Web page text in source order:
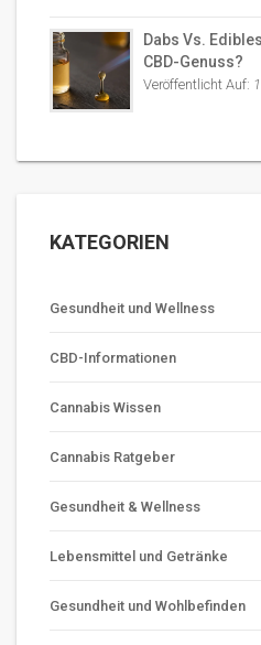
Dabs Vs.
CBD-Genuss?
Veröffentlicht Auf:
KATEGORIEN
Gesundheit und Wellness
CBD-Informationen
Cannabis Wissen
Cannabis Ratgeber
Gesundheit & Wellness
Lebensmittel und Getränke
Gesundheit und Wohlbefinden